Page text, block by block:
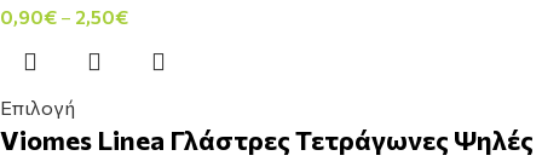
0,90€ – 2,50€
Επιλογή
Viomes Linea Γλάστρες Τετράγωνες Ψηλές